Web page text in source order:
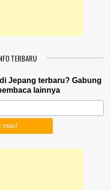
TERBARU
Jepang terbaru? Gabung
lainnya